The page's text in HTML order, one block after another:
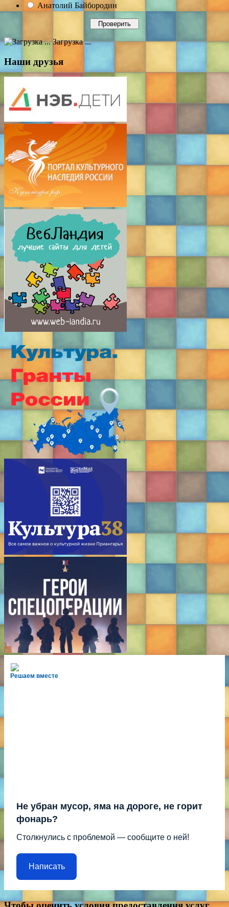
Анатолий Байбородин
Загрузка ...
Наши друзья
Решаем вместе
Не убран мусор, яма на дороге, не горит
фонарь?
Столкнулись с проблемой — сообщите о ней!
Написать